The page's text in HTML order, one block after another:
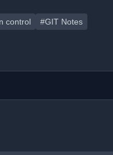
control #GIT Notes